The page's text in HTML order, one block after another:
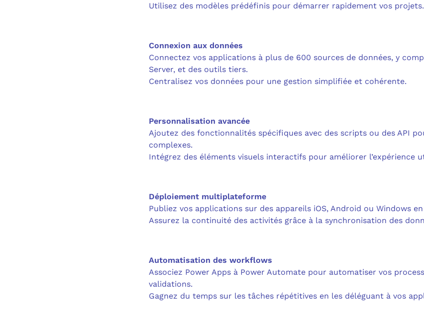
Utilisez des modèles prédéfinis pour démarrer rapidement vos projets.
Connexion aux données
Connectez vos applications à plus de 600 sources de données, y
Server, et des outils tiers.
Centralisez vos données pour une gestion simplifiée et cohérente.
Personnalisation avancée
Ajoutez des fonctionnalités spécifiques avec des scripts ou des API
complexes.
Intégrez des éléments visuels interactifs pour améliorer l’expérience
Déploiement multiplateforme
Publiez vos applications sur des appareils iOS, Android ou Windows
Assurez la continuité des activités grâce à la synchronisation des
Automatisation des workflows
Associez Power Apps à Power Automate pour automatiser vos
validations.
Gagnez du temps sur les tâches répétitives en les déléguant à vos